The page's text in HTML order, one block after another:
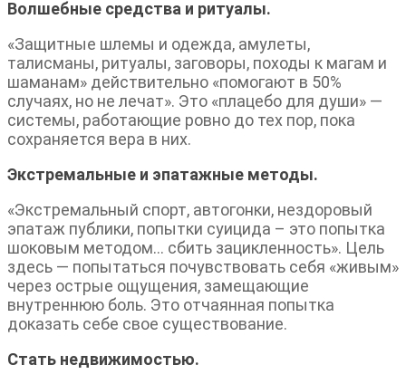
Волшебные средства и ритуалы.
«Защитные шлемы и одежда, амулеты,
талисманы, ритуалы, заговоры, походы к магам и
шаманам» действительно «помогают в 50%
случаях, но не лечат». Это «плацебо для души» —
системы, работающие ровно до тех пор, пока
сохраняется вера в них.
Экстремальные и эпатажные методы.
«Экстремальный спорт, автогонки, нездоровый
эпатаж публики, попытки суицида – это попытка
шоковым методом… сбить зацикленность». Цель
здесь — попытаться почувствовать себя «живым»
через острые ощущения, замещающие
внутреннюю боль. Это отчаянная попытка
доказать себе свое существование.
Стать недвижимостью.